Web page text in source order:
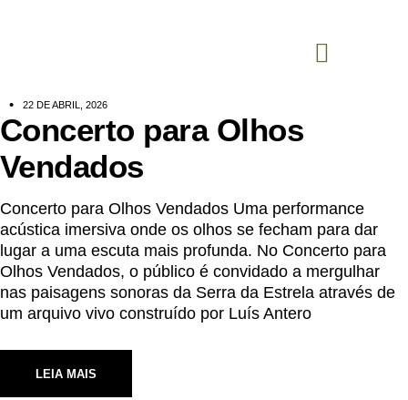
22 DE ABRIL, 2026
Concerto para Olhos
Vendados
Concerto para Olhos Vendados Uma performance
acústica imersiva onde os olhos se fecham para dar
lugar a uma escuta mais profunda. No Concerto para
Olhos Vendados, o público é convidado a mergulhar
nas paisagens sonoras da Serra da Estrela através de
um arquivo vivo construído por Luís Antero
LEIA MAIS